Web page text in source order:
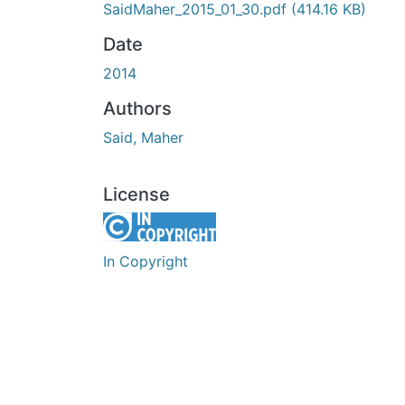
SaidMaher_2015_01_30.pdf (414.16 KB)
Date
2014
Authors
Said, Maher
License
In Copyright